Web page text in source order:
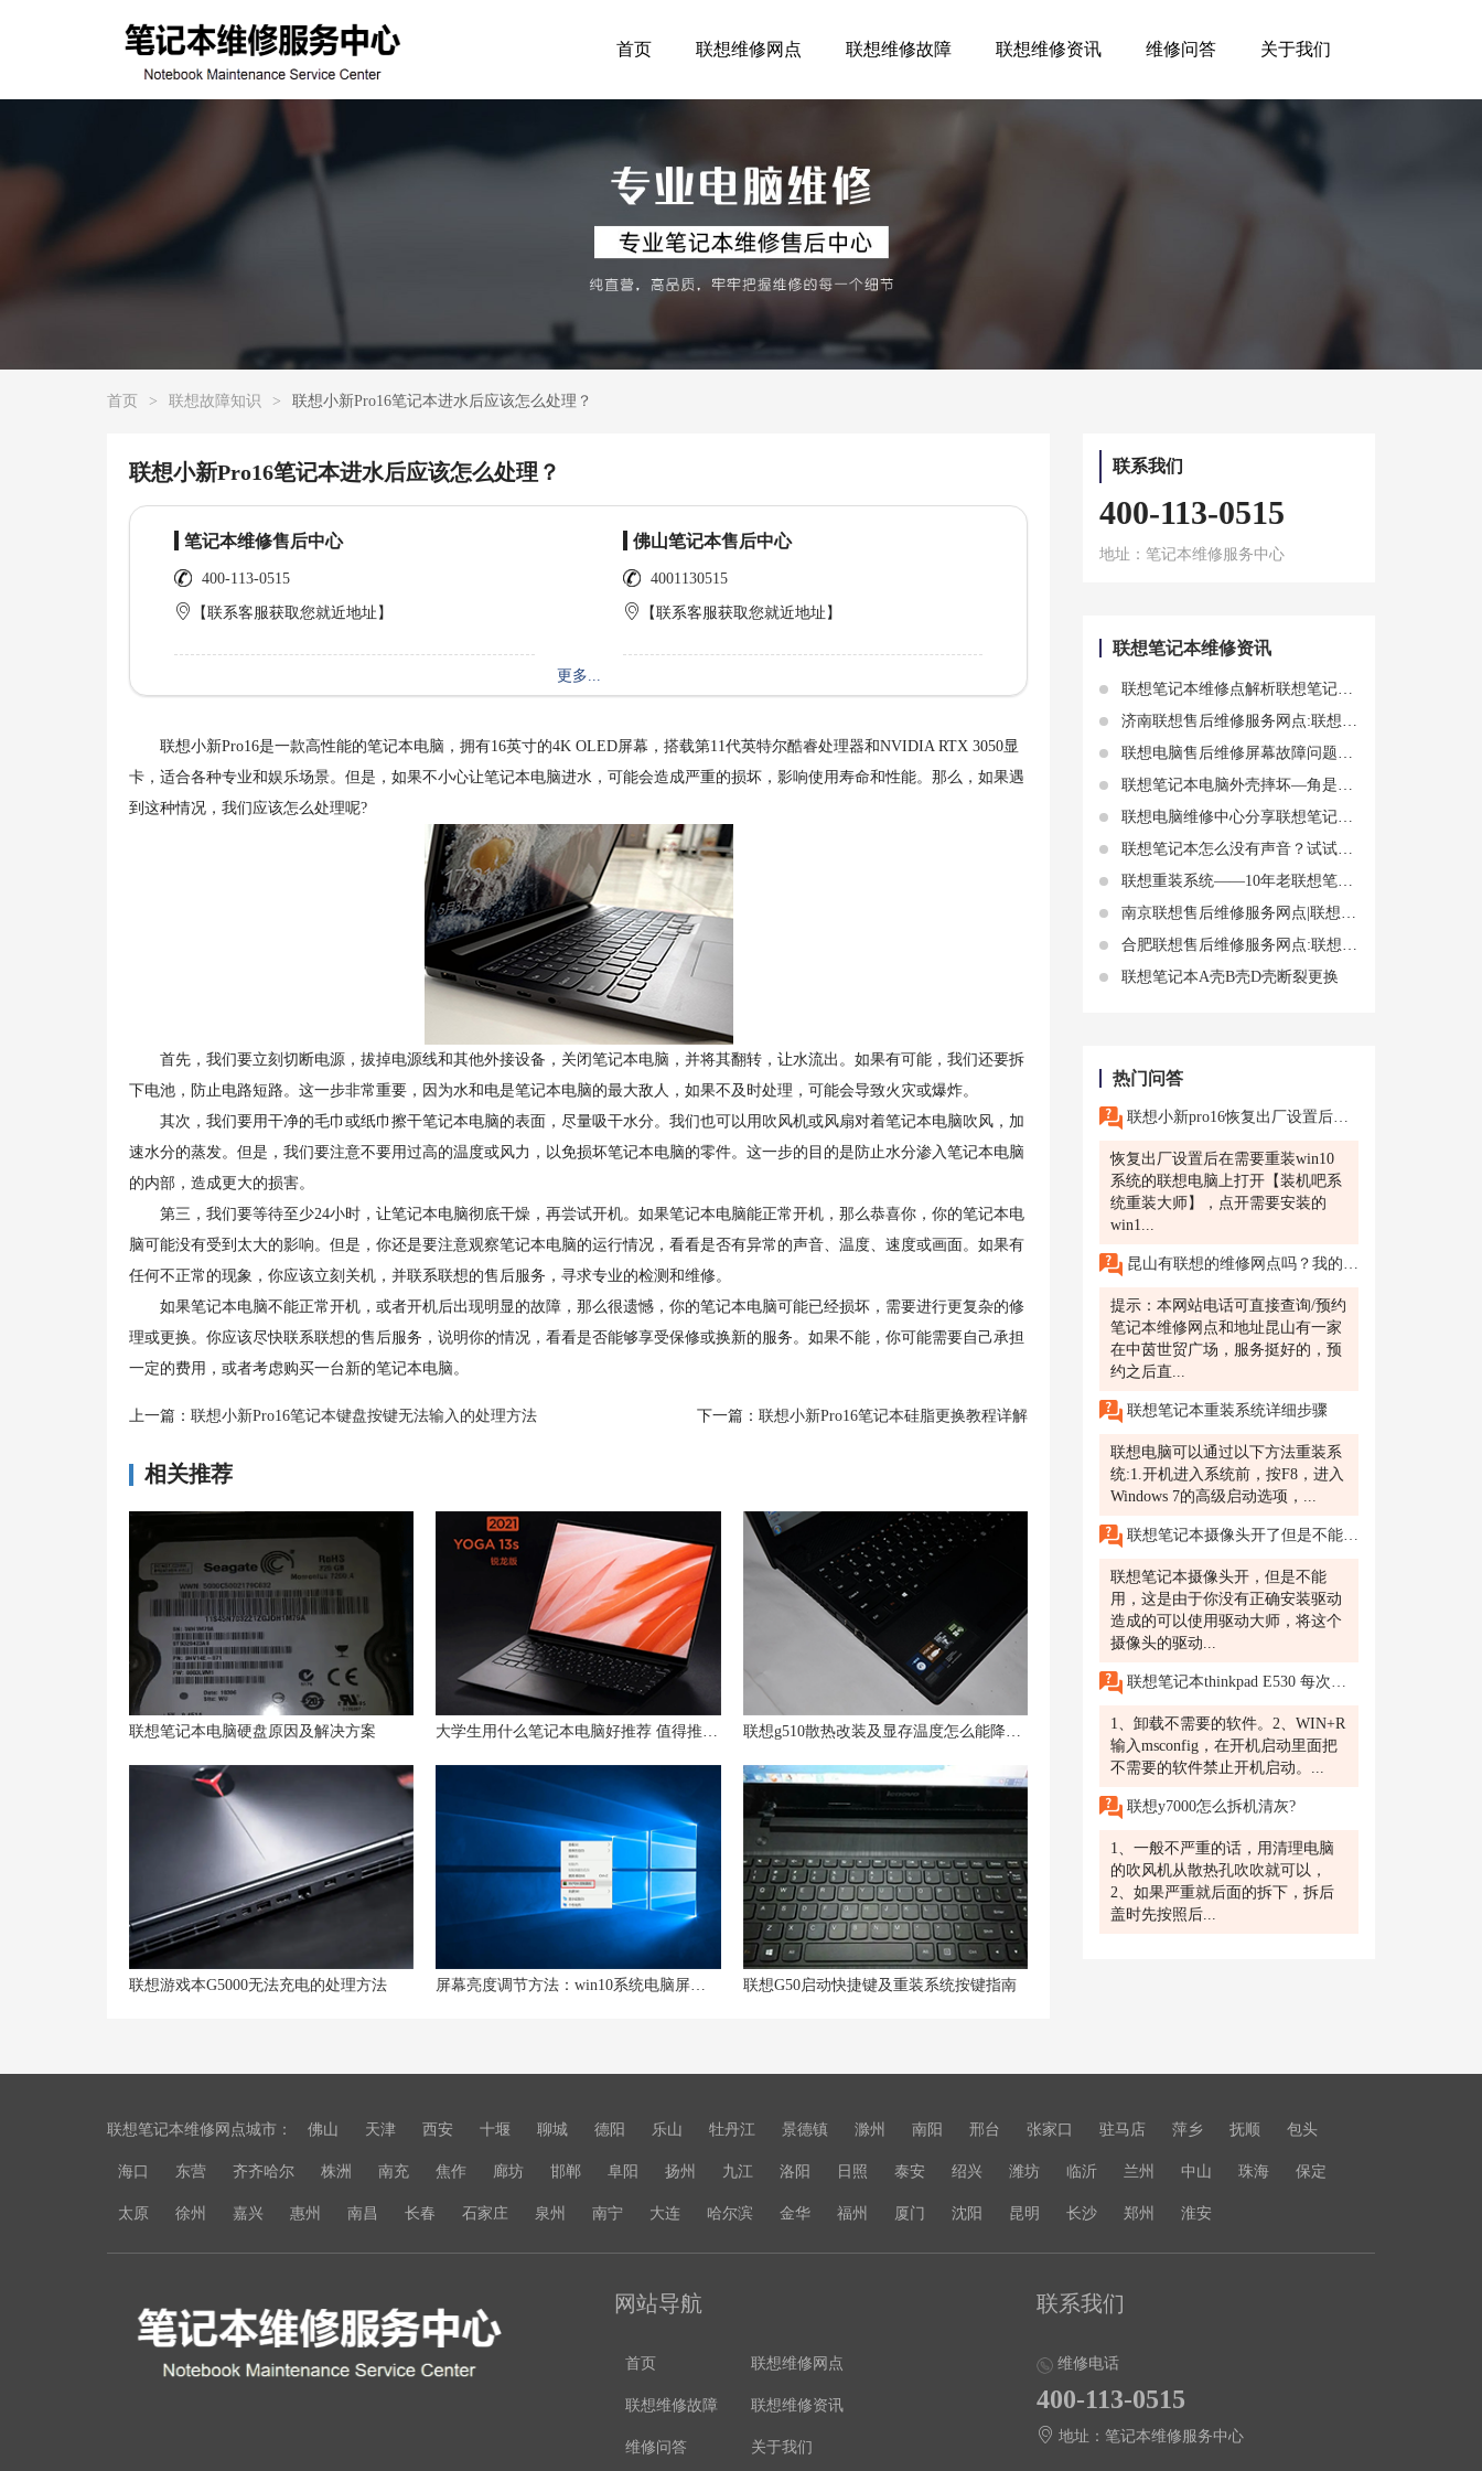
首页 联想维修网点 联想维修故障 联想维修资讯 维修问答 关于我们
首页 > 联想故障知识 > 联想小新Pro16笔记本进水后应该怎么处理？
联想小新Pro16笔记本进水后应该怎么处理？
笔记本维修售后中心
400-113-0515
【联系客服获取您就近地址】
佛山笔记本售后中心
4001130515
【联系客服获取您就近地址】
更多...
联想小新Pro16是一款高性能的笔记本电脑，拥有16英寸的4K OLED屏幕，搭载第11代英特尔酷睿处理器和NVIDIA RTX 3050显
卡，适合各种专业和娱乐场景。但是，如果不小心让笔记本电脑进水，可能会造成严重的损坏，影响使用寿命和性能。那么，如果遇
到这种情况，我们应该怎么处理呢?
首先，我们要立刻切断电源，拔掉电源线和其他外接设备，关闭笔记本电脑，并将其翻转，让水流出。如果有可能，我们还要拆
下电池，防止电路短路。这一步非常重要，因为水和电是笔记本电脑的最大敌人，如果不及时处理，可能会导致火灾或爆炸。
其次，我们要用干净的毛巾或纸巾擦干笔记本电脑的表面，尽量吸干水分。我们也可以用吹风机或风扇对着笔记本电脑吹风，加
速水分的蒸发。但是，我们要注意不要用过高的温度或风力，以免损坏笔记本电脑的零件。这一步的目的是防止水分渗入笔记本电脑
的内部，造成更大的损害。
第三，我们要等待至少24小时，让笔记本电脑彻底干燥，再尝试开机。如果笔记本电脑能正常开机，那么恭喜你，你的笔记本电
脑可能没有受到太大的影响。但是，你还是要注意观察笔记本电脑的运行情况，看看是否有异常的声音、温度、速度或画面。如果有
任何不正常的现象，你应该立刻关机，并联系联想的售后服务，寻求专业的检测和维修。
如果笔记本电脑不能正常开机，或者开机后出现明显的故障，那么很遗憾，你的笔记本电脑可能已经损坏，需要进行更复杂的修
理或更换。你应该尽快联系联想的售后服务，说明你的情况，看看是否能够享受保修或换新的服务。如果不能，你可能需要自己承担
一定的费用，或者考虑购买一台新的笔记本电脑。
上一篇： 联想小新Pro16笔记本键盘按键无法输入的处理方法 下一篇： 联想小新Pro16笔记本硅脂更换教程详解
相关推荐
联想笔记本电脑硬盘原因及解决方案 联想g510散热改装及显存温度怎么能降下来的解决方法
联想游戏本G5000无法充电的处理方法 联想G50启动快捷键及重装系统按键指南
联系我们
400-113-0515
地址：笔记本维修服务中心
联想笔记本维修资讯
联想笔记本维修点解析联想笔记本电脑充电指示灯不亮故障操作方法
济南联想售后维修服务网点:联想笔记本电池更换指南：步骤、注意事项和常见问题
联想电脑售后维修屏幕故障问题——联想笔记本电脑屏幕亮度调节不了
联想笔记本电脑外壳摔坏—角是什么原因
联想电脑维修中心分享联想笔记本电脑按键没反应知识
联想笔记本怎么没有声音？试试这些方法恢复正常
联想重装系统——10年老联想笔记本电脑装win7还是win10
南京联想售后维修服务网点|联想笔记本开机蓝屏怎么办？教你几招快速解决
合肥联想售后维修服务网点:联想黑屏唤不醒故障分析及黑屏唤醒知识
联想笔记本A壳B壳D壳断裂更换
热门问答
联想小新pro16恢复出厂设置后怎么装系统?
恢复出厂设置后在需要重装win10
系统的联想电脑上打开【装机吧系
统重装大师】，点开需要安装的
win1...
昆山有联想的维修网点吗？我的笔记本电脑坏了想去检测一下。
提示：本网站电话可直接查询/预约
笔记本维修网点和地址昆山有一家
在中茵世贸广场，服务挺好的，预
约之后直...
联想笔记本重装系统详细步骤
联想电脑可以通过以下方法重装系
统:1.开机进入系统前，按F8，进入
Windows 7的高级启动选项，...
联想笔记本摄像头开了但是不能用?
联想笔记本摄像头开，但是不能
用，这是由于你没有正确安装驱动
造成的可以使用驱动大师，将这个
摄像头的驱动...
联想笔记本thinkpad E530 每次开机进程数就90多,内存就占用40%，怎么处理
1、卸载不需要的软件。2、WIN+R
输入msconfig，在开机启动里面把
不需要的软件禁止开机启动。...
联想y7000怎么拆机清灰?
1、一般不严重的话，用清理电脑
的吹风机从散热孔吹吹就可以，
2、如果严重就后面的拆下，拆后
盖时先按照后...
联想笔记本维修网点城市： 佛山 天津 西安 十堰 聊城 德阳 乐山 牡丹江 景德镇 滁州 南阳 邢台 张家口 驻马店 萍乡 抚顺 包头
海口 东营 齐齐哈尔 株洲 南充 焦作 廊坊 邯郸 阜阳 扬州 九江 洛阳 日照 泰安 绍兴 潍坊 临沂 兰州 中山 珠海 保定
太原 徐州 嘉兴 惠州 南昌 长春 石家庄 泉州 南宁 大连 哈尔滨 金华 福州 厦门 沈阳 昆明 长沙 郑州 淮安
网站导航
首页 联想维修网点
联想维修故障 联想维修资讯
维修问答 关于我们
联系我们
维修电话
400-113-0515
地址：笔记本维修服务中心